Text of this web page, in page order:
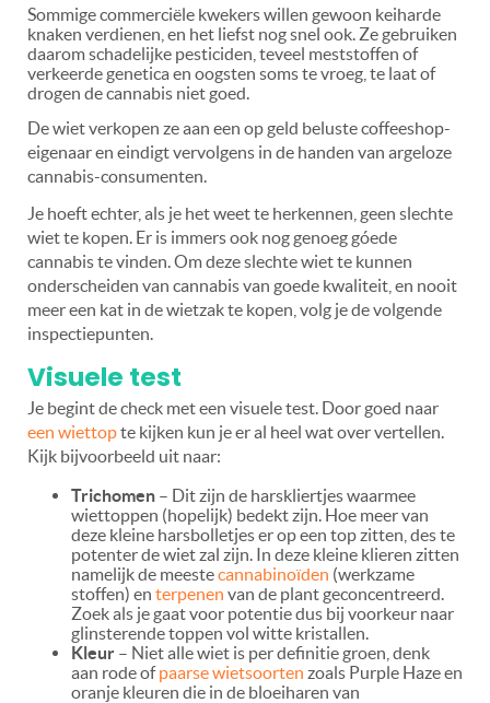
Sommige commerciële kwekers willen gewoon keiharde
knaken verdienen, en het liefst nog snel ook. Ze gebruiken
daarom schadelijke pesticiden, teveel meststoffen of
verkeerde genetica en oogsten soms te vroeg, te laat of
drogen de cannabis niet goed.
De wiet verkopen ze aan een op geld beluste coffeeshop-
eigenaar en eindigt vervolgens in de handen van argeloze
cannabis-consumenten.
Je hoeft echter, als je het weet te herkennen, geen slechte
wiet te kopen. Er is immers ook nog genoeg góede
cannabis te vinden. Om deze slechte wiet te kunnen
onderscheiden van cannabis van goede kwaliteit, en nooit
meer een kat in de wietzak te kopen, volg je de volgende
inspectiepunten.
Visuele test
Je begint de check met een visuele test. Door goed naar
een wiettopte kijken kun je er al heel wat over vertellen.
Kijk bijvoorbeeld uit naar:
Trichomen – Dit zijn de harskliertjes waarmee
wiettoppen (hopelijk) bedekt zijn. Hoe meer van
deze kleine harsbolletjes er op een top zitten, des te
potenter de wiet zal zijn. In deze kleine klieren zitten
namelijk de meestecannabinoïden (werkzame
stoffen) en terpenen van de plant geconcentreerd.
Zoek als je gaat voor potentie dus bij voorkeur naar
glinsterende toppen vol witte kristallen.
Kleur – Niet alle wiet is per definitie groen, denk
aan rode ofpaarse wietsoorten zoals Purple Haze en
oranje kleuren die in de bloeiharen van